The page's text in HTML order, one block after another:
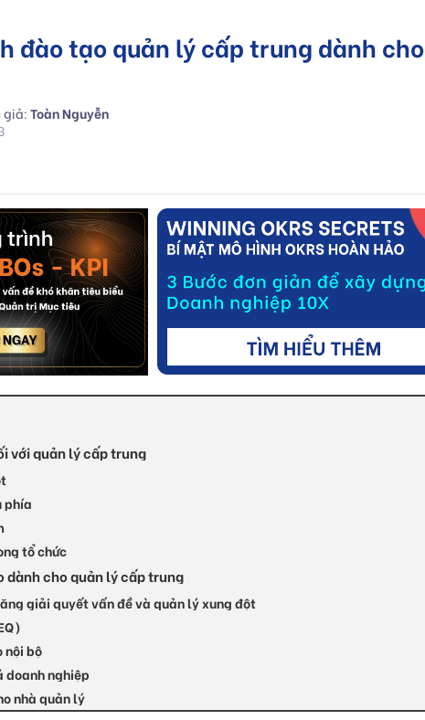
đào tạo quản lý cấp trung dành cho
giả:Toàn Nguyễn
với quản lý cấp trung
phía
tổ chức
dành cho quản lý cấp trung
giải quyết vấn đề và quản lý xung đột
nội bộ
doanh nghiệp
nhà quản lý